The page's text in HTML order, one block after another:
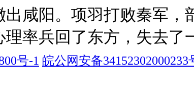
咸阳。项羽打败秦军，
率兵回了东方，失去了
号-1 皖公网安备34152302000233